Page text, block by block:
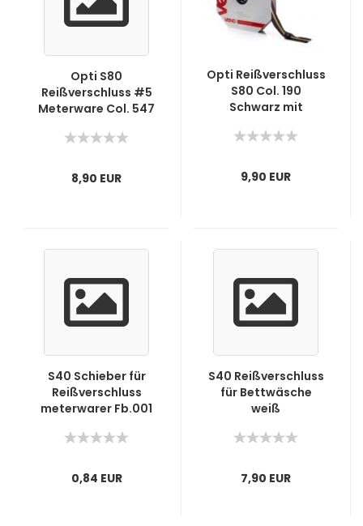
Opti S80
Reißverschluss #5
Meterware Col. 547
8,90 EUR
Opti Reißverschluss
S80 Col. 190
Schwarz mit
Kunsstoffraupe
9,90 EUR
S40 Schieber für
Reißverschluss
meterwarer Fb.001
0,84 EUR
S40 Reißverschluss
für Bettwäsche
weiß
7,90 EUR